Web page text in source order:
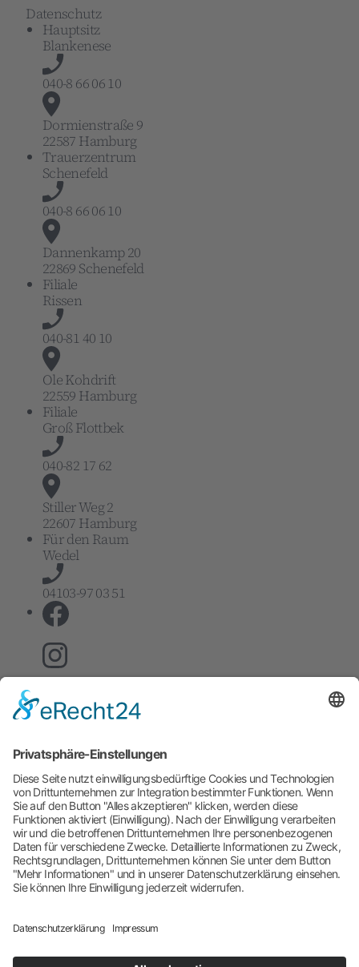
Datenschutz
Hauptsitz
Blankenese
040-8 66 06 10
Dormienstraße 9
22587 Hamburg
Trauerzentrum
Schenefeld
040-8 66 06 10
Dannenkamp 20
22869 Schenefeld
Filiale
Rissen
040-81 40 10
Ole Kohdrift
22559 Hamburg
Filiale
Groß Flottbek
040-82 17 62
Stiller Weg 2
22607 Hamburg
Für den Raum
Wedel
04103-97 03 51
Genderhinweis
Aus Gründen der besseren Lesbarkeit verzichten
wir auf die gleichzeitige Verwendung der
Sprachformen männlich, weiblich und divers
(m/w/d). Sämtliche Personenbezeichnungen gelten
gleichermaßen für alle Geschlechter. Die verkürzte
Sprachform hat nur redaktionelle Gründe und
beinhaltet keine Wertung.